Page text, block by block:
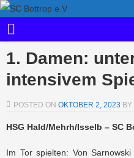
1. Damen:
intensivem
POSTED ON OKTOBER 2, 2023 BY
HSG Hald/Mehrh/Isselb –
Im Tor spielten: Von